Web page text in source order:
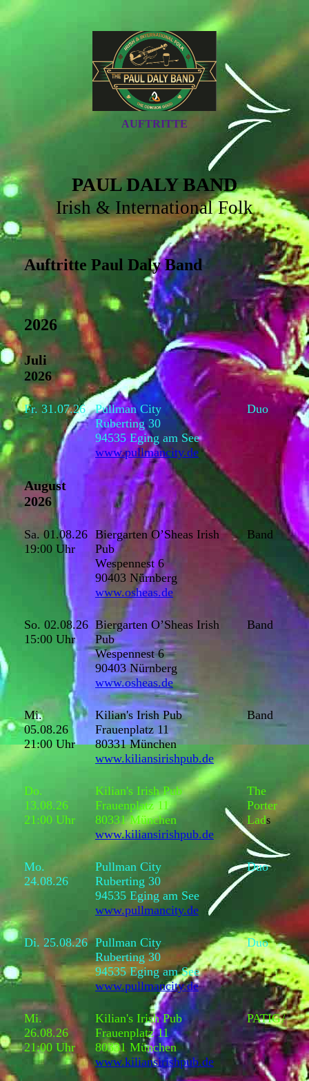
AUFTRITTE
PAUL DALY BAND
Irish & International Folk
Auftritte Paul Daly Band
2026
Juli
2026
Fr. 31.07.26
Pullman City
Ruberting 30
94535 Eging am See
www.pullmancity.de
Duo
August
2026
Sa. 01.08.26
19:00 Uhr
Biergarten O’Sheas Irish
Pub
Wespennest 6
90403 Nürnberg
www.osheas.de
Band
So. 02.08.26
15:00 Uhr
Biergarten O’Sheas Irish
Pub
Wespennest 6
90403 Nürnberg
www.osheas.de
Band
Mi.
05.08.26
21:00 Uhr
Kilian's Irish Pub
Frauenplatz 11
80331 München
www.kiliansirishpub.de
Band
Do.
13.08.26
21:00 Uhr
Kilian's Irish Pub
Frauenplatz 11
80331 München
www.kiliansirishpub.de
The
Porter
Lads
Mo.
24.08.26
Pullman City
Ruberting 30
94535 Eging am See
www.pullmancity.de
Duo
Di. 25.08.26 Pullman City
Ruberting 30
94535 Eging am See
www.pullmancity.de
Duo
Mi.
26.08.26
21:00 Uhr
Kilian's Irish Pub
Frauenplatz 11
80331 München
www.kiliansirishpub.de
PATIGA